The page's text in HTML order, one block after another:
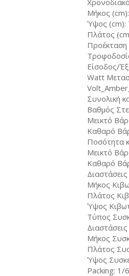
Μήκος
Ύψος (cm):
Πλάτος
Είσοδος/
Watt
Συνολική
Βαθμός
Μεικτό
Καθαρό
Ποσότητα
Μεικτό
Καθαρό
Μήκος
Πλάτος
Ύψος
Τύπος
Μήκος
Πλάτος
Ύψος
Packing: 1/6